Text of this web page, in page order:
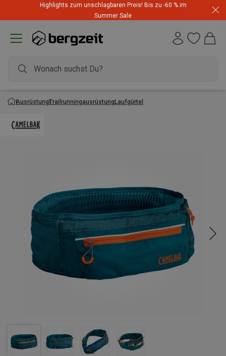
Highlights zum unschlagbaren Preis! Bis zu -60 % im
Summer Sale
AusrüstungTrailrunningausrüstungLaufgürtel